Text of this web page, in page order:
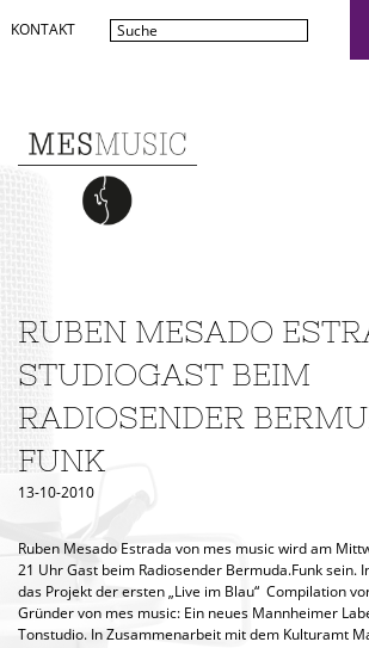
KONTAKT
RUBEN MESADO
STUDIOGAST BEIM
RADIOSENDER
FUNK
13-10-2010
Ruben Mesado Estrada von mes music wird am
21 Uhr Gast beim Radiosender Bermuda.Funk sein.
das Projekt der ersten „Live im Blau“ Compilation
Gründer von mes music: Ein neues Mannheimer
Tonstudio. In Zusammenarbeit mit dem Kulturamt